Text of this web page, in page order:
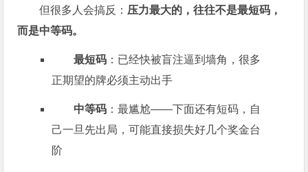
但很多人会搞反： 压力最大的，往往不是最短码，
而是中等码。
最短码 ：已经快被盲注逼到墙角，很多
正期望的牌必须主动出手
中等码 ：最尴尬——下面还有短码，自
己一旦先出局，可能直接损失好几个奖金台
阶